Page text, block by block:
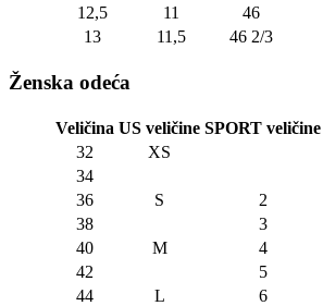
12,5
11 46
13
11,5 46 2/3
Ženska odeća
Veličina US veličine SPORT veličine
32
XS
34
36
S
2
38
3
40
M
4
42
5
44
L
6